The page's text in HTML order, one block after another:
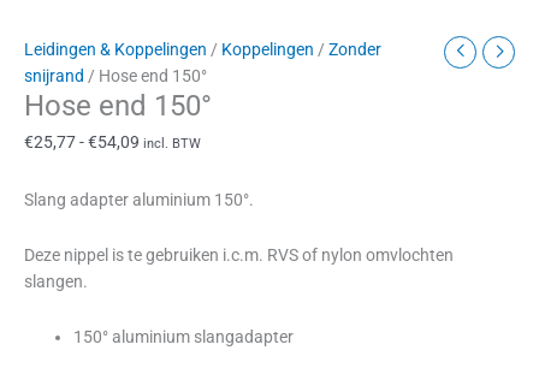
Leidingen & Koppelingen / Koppelingen / Zonder
snijrand / Hose end 150°
Hose end 150°
€25,77-€54,09 incl. BTW
Slang adapter aluminium 150°.
Deze nippel is te gebruiken i.c.m. RVS of nylon omvlochten
slangen.
150° aluminium slangadapter